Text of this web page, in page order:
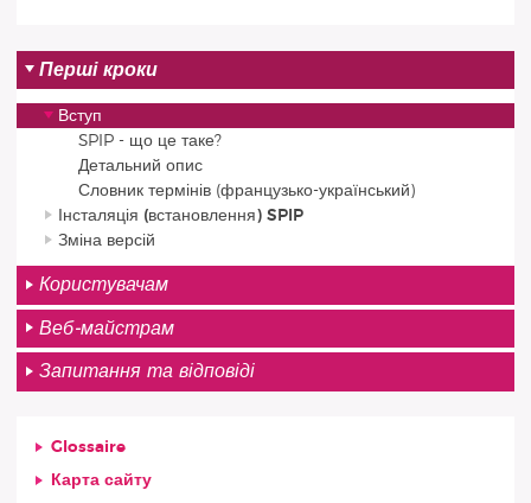
Перші кроки
Вступ
SPIP - що це таке?
Детальний опис
Словник термінів (французько-український)
Інсталяція (встановлення) SPIP
Зміна версій
Користувачам
Веб-майстрам
Запитання та відповіді
Glossaire
Карта сайту